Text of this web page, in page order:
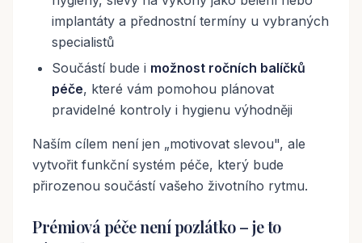
implantáty a přednostní termíny u vybraných
specialistů
Součástí bude i možnost ročních balíčků
péče, které vám pomohou plánovat
pravidelné kontroly i hygienu výhodněji
Naším cílem není jen „motivovat slevou", ale
vytvořit funkční systém péče, který bude
přirozenou součástí vašeho životního rytmu.
Prémiová péče není pozlátko – je to